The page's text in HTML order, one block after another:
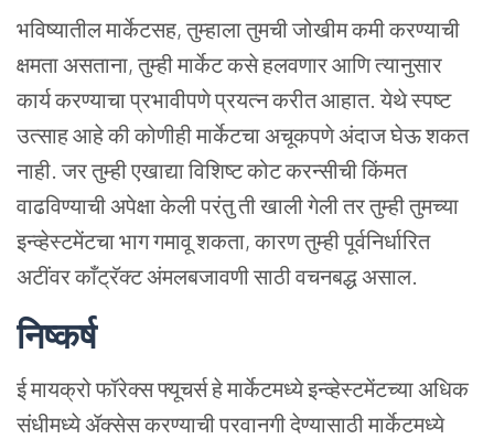
भविष्यातील मार्केटसह, तुम्हाला तुमची जोखीम कमी करण्याची
क्षमता असताना, तुम्ही मार्केट कसे हलवणार आणि त्यानुसार
कार्य करण्याचा प्रभावीपणे प्रयत्न करीत आहात. येथे स्पष्ट
उत्साह आहे की कोणीही मार्केटचा अचूकपणे अंदाज घेऊ शकत
नाही. जर तुम्ही एखाद्या विशिष्ट कोट करन्सीची किंमत
वाढविण्याची अपेक्षा केली परंतु ती खाली गेली तर तुम्ही तुमच्या
इन्व्हेस्टमेंटचा भाग गमावू शकता, कारण तुम्ही पूर्वनिर्धारित
अटींवर काँट्रॅक्ट अंमलबजावणी साठी वचनबद्ध असाल.
निष्कर्ष
ई मायक्रो फॉरेक्स फ्यूचर्स हे मार्केटमध्ये इन्व्हेस्टमेंटच्या अधिक
संधीमध्ये ॲक्सेस करण्याची परवानगी देण्यासाठी मार्केटमध्ये